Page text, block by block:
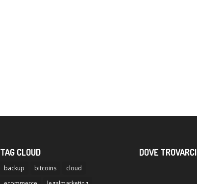
TAG CLOUD
backup bitcoins
cloud
DOVE TROVARCI